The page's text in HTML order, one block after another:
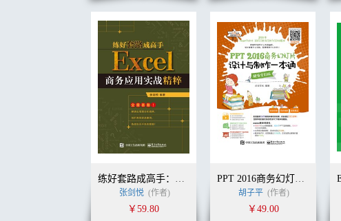
练好套路成高手：Excel商务应用实战精粹
张剑悦 (作者)
￥59.80
PPT 2016商务幻灯片设计与制作一本通（超值全彩版）
胡子平 (作者)
￥49.00